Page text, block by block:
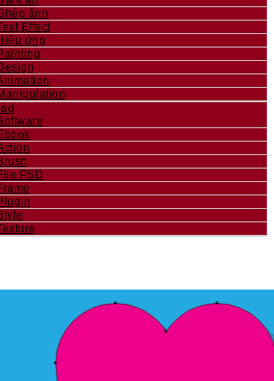
ảnh
Effect
ứng
PSD